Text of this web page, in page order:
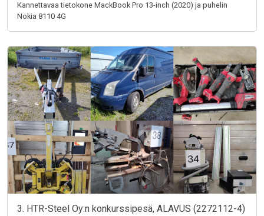
Kannettavaa tietokone MackBook Pro 13-inch (2020) ja puhelin
Nokia 8110 4G
3. HTR-Steel Oy:n konkurssipesä, ALAVUS (2272112-4)